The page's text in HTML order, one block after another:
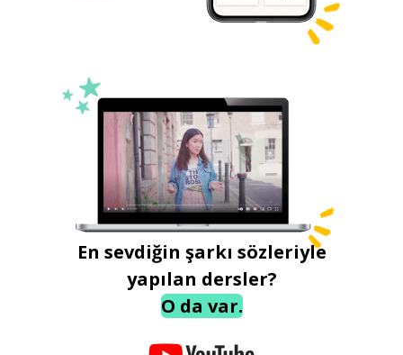
En sevdiğin şarkı sözleriyle
yapılan dersler?
O da var.